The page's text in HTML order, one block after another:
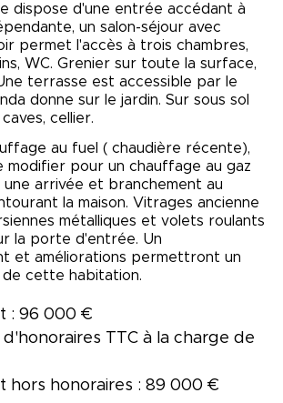
dispose d'une entrée accédant à
un salon-séjour avec
permet l'accès à trois chambres,
WC. Grenier sur toute la surface,
terrasse est accessible par le
donne sur le jardin. Sur sous sol
cellier.
au fuel ( chaudière récente),
modifier pour un chauffage au gaz
une arrivée et branchement au
la maison. Vitrages ancienne
métalliques et volets roulants
la porte d'entrée. Un
et améliorations permettront un
de cette habitation.
: 96 000 €
TTC à la charge de
hors honoraires : 89 000 €